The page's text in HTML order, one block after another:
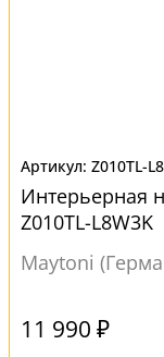
Z010TL-
Интерьерная
Z010TL-L8W3K
Maytoni
11 990 ₽